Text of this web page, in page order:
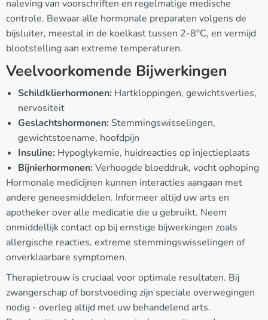
naleving van voorschriften en regelmatige medische
controle. Bewaar alle hormonale preparaten volgens de
bijsluiter, meestal in de koelkast tussen 2-8°C, en vermijd
blootstelling aan extreme temperaturen.
Veelvoorkomende Bijwerkingen
Schildklierhormonen: Hartkloppingen, gewichtsverlies,
nervositeit
Geslachtshormonen: Stemmingswisselingen,
gewichtstoename, hoofdpijn
Insuline: Hypoglykemie, huidreacties op injectieplaats
Bijnierhormonen: Verhoogde bloeddruk, vocht ophoping
Hormonale medicijnen kunnen interacties aangaan met
andere geneesmiddelen. Informeer altijd uw arts en
apotheker over alle medicatie die u gebruikt. Neem
onmiddellijk contact op bij ernstige bijwerkingen zoals
allergische reacties, extreme stemmingswisselingen of
onverklaarbare symptomen.
Therapietrouw is cruciaal voor optimale resultaten. Bij
zwangerschap of borstvoeding zijn speciale overwegingen
nodig - overleg altijd met uw behandelend arts.